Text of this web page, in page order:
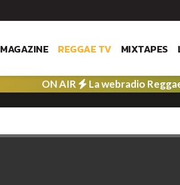
MAGAZINE REGGAE TV MIXTAPES
ON AIR La webradio